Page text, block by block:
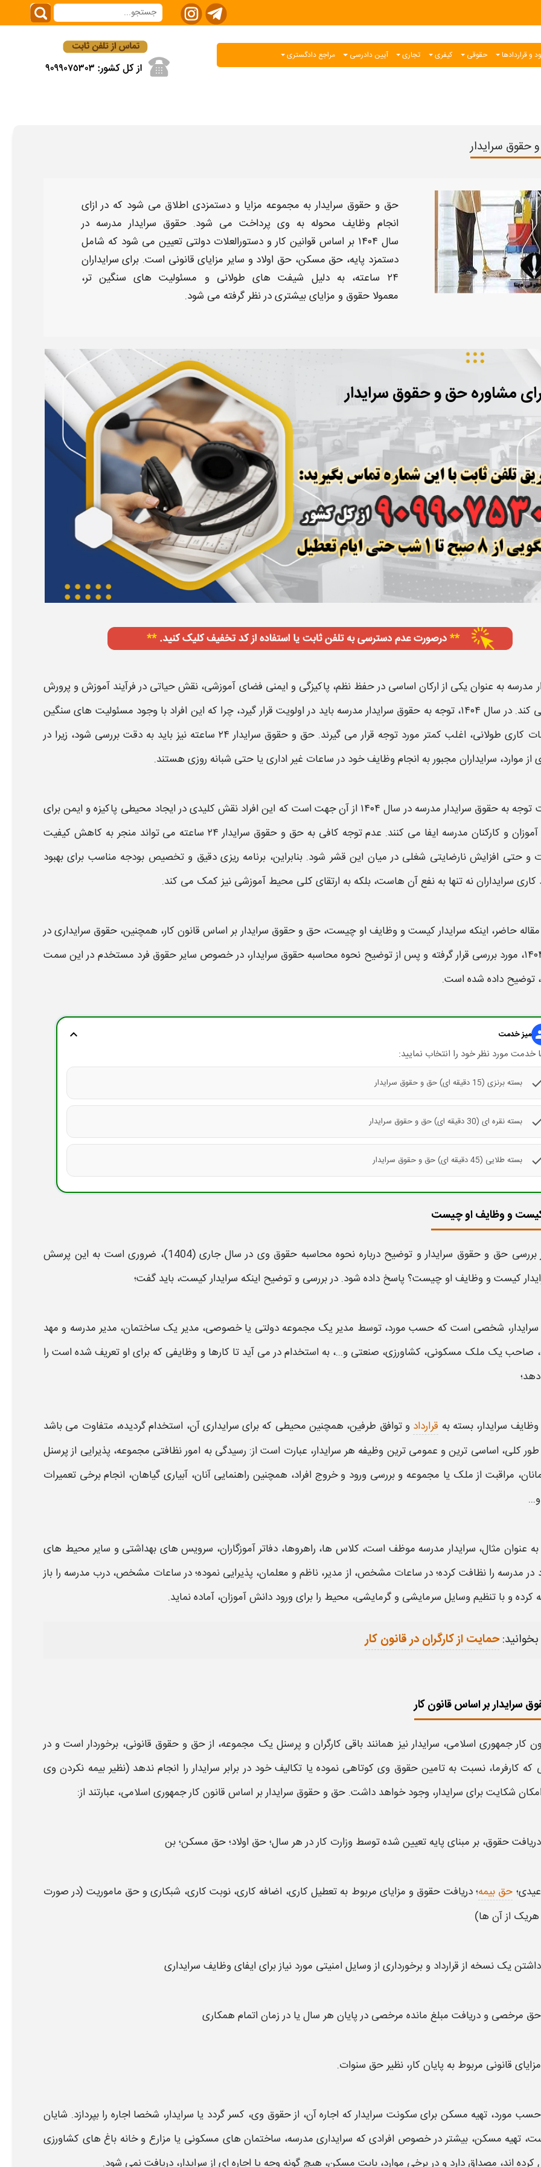
و قراردادها حقوقی کیفری تجاری آیین دادرسی مراجع دادگستری
حقوق سرایدار
حق و حقوق سرایداربه مجموعه مزایا و دستمزدی اطلاق می شود که در ازای
انجام وظایف محوله به وی پرداخت می شود.حقوق سرایدار مدرسه در
سال ۱۴۰۴ بر اساس قوانین کار و دستورالعلات دولتی تعیین می شود که شامل
دستمزد پایه، حق مسکن، حق اولاد و سایر مزایای قانونی است. برای سرایداران
۲۴ ساعته
، به دلیل شیفت های طولانی و مسئولیت های سنگین تر،
معمولاحقوقو مزایای بیشتری در نظر گرفته می شود.
مشاوره حق و حقوق سرایدار
مدرسه به عنوان یکی از ارکان اساسی در حفظ نظم، پاکیزگی و ایمنی فضای آموزشی، نقش حیاتی در فرآیند آموزش و پرورش
کند. در سال ۱۴۰۴، توجه به حقوق سرایدار مدرسه باید در اولویت قرار گیرد، چرا که این افراد با وجود مسئولیت های سنگین
کاری طولانی، اغلب کمتر مورد توجه قرار می گیرند. حق و حقوق سرایدار ۲۴ ساعته
نیز باید به دقت بررسی شود، زیرا در
از موارد، سرایداران مجبور به انجام وظایف خود در ساعات غیر اداری یا حتی شبانه روزی هستند.
توجه به حقوق سرایدار مدرسه در سال ۱۴۰۴
از آن جهت است که این افراد نقش کلیدی در ایجاد محیطی پاکیزه و ایمن برای
و کارکنان مدرسه ایفا می کنند. عدم توجه کافی بهحق و حقوق سرایدار ۲۴ ساعته
می تواند منجر به کاهش کیفیت
و حتی افزایش نارضایتی شغلی در میان این قشر شود. بنابراین، برنامه ریزی دقیق و تخصیص بودجه مناسب برای بهبود
کاری سرایداراننه تنها به نفع آن هاست، بلکه به ارتقای کلی محیط آموزشی نیز کمک می کند.
حاضر، اینکه سرایدارکیست و وظایف او چیست،حق و حقوق سرایداربر اساس قانون کار، همچنین، حقوق سرایداریدر
مورد بررسی قرار گرفته و پس از توضیح نحوه محاسبه حقوق سرایدار،در خصوص سایرحقوق فرد مستخدم در این سمت
توضیح داده شده است.
میز خدمت expand_more
خدمت مورد نظر خود را انتخاب نمایید:
بسته برنزی (15 دقیقه ای) حق و حقوق سرایدار
بسته نقره ای (30 دقیقه ای) حق و حقوق سرایدار
بسته طلایی (45 دقیقه ای) حق و حقوق سرایدار
کیست و وظایف او چیست
بررسی حق و حقوق سرایدارو توضیح درباره نحوه محاسبه حقوق وی در سالجاری (1404)، ضروری است به این پرسش
کیست و وظایف او چیست؟ پاسخ داده شود. در بررسی و توضیح اینکه سرایدارکیست، باید گفت؛
سرایدار، شخصی است که حسب مورد، توسط مدیر یک مجموعه دولتی یا خصوصی، مدیر یک ساختمان، مدیر مدرسه و مهد
صاحب یک ملک مسکونی، کشاورزی، صنعتی و...، به استخدام در می آید تا کارها و وظایفی که برای او تعریف شده است را
وظایف سرایدار،بسته به قرارداد و توافق طرفین، همچنین محیطی که برای سرایداریآن، استخدام گردیده، متفاوت می باشد
طور کلی، اساسی ترین و عمومی ترین وظیفه هر سرایدار، عبارت است از: رسیدگی به امور نظافتی مجموعه، پذیرایی از پرسنل
مراقبت از ملک یا مجموعه و بررسی ورود و خروج افراد، همچنین راهنمایی آنان، آبیاری گیاهان، انجام برخی تعمیرات
به عنوان مثال، سرایدار مدرسه موظف است، کلاس ها، راهروها، دفاتر آموزگاران، سرویس های بهداشتی و سایر محیط های
درمدرسه را نظافت کرده؛ در ساعات مشخص، از مدیر، ناظم و معلمان، پذیرایی نموده؛ در ساعات مشخص، درب مدرسه را باز
کرده و با تنظیم وسایل سرمایشی و گرمایشی، محیط را برای ورود دانش آموزان، آماده نماید.
حمایت از کارگران در قانون کار
سرایدار بر اساس قانون کار
کار جمهوری اسلامی، سرایدارنیز همانند باقی کارگران و پرسنل یک مجموعه، ازحق و حقوق قانونی، برخوردار است و در
که کارفرما، نسبت به تامینحقوق وی کوتاهی نموده یا تکالیف خود در برابر سرایدار را انجام ندهد (نظیر بیمه نکردن وی
شکایت برای سرایدار،وجود خواهد داشت.حق و حقوق سرایداربر اساس قانون کار جمهوری اسلامی، عبارتند از:
دریافتحقوق، بر مبنای پایه تعیین شده توسط وزارت کار در هر سال؛حق اولاد؛حق مسکن؛ بن
عیدی؛ حق بیمه؛ دریافت حقوق و مزایای مربوط به تعطیل کاری، اضافه کاری، نوبت کاری، شبکاری وحق ماموریت (در صورت
از آن ها)
داشتن یک نسخه از قرارداد و برخورداری از وسایل امنیتی مورد نیاز برای ایفای وظایف سرایداری
حق مرخصی و دریافت مبلغ مانده مرخصی در پایان هر سالیا در زمان اتمام همکاری
مزایای قانونی مربوط به پایان ‌کار، نظیرحق سنوات.
حسب مورد، تهیه مسکن برای سکونت سرایدارکه اجاره آن، ازحقوق وی، کسر گردد یا سرایدار، شخصا اجاره را بپردازد. شایان
تهیه مسکن، بیشتر در خصوص افرادی که سرایداری مدرسه، ساختمان های مسکونی یا مزارع و خانه باغ های کشاورزی
کرده اند، مصداق دارد و در برخی موارد، بابت مسکن، هیچ گونه وجه یا اجاره ای از سرایدار،دریافت نمی شود.